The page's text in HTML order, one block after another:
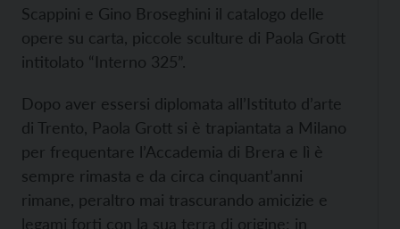
Scappini e Gino Broseghini il catalogo delle
opere su carta, piccole sculture di Paola Grott
intitolato “Interno 325”.
Dopo aver essersi diplomata all’Istituto d’arte
di Trento, Paola Grott si è trapiantata a Milano
per frequentare l’Accademia di Brera e lì è
sempre rimasta e da circa cinquant’anni
rimane, peraltro mai trascurando amicizie e
legami forti con la sua terra di origine: in